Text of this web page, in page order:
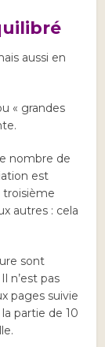
aussi en
« grandes
nombre de
est
troisième
autres : cela
sont
n’est pas
pages suivie
la partie de 10